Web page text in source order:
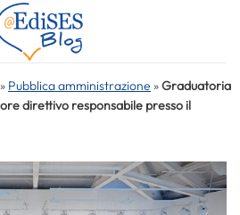
» Pubblica amministrazione »Graduatoria
direttivo responsabile presso il